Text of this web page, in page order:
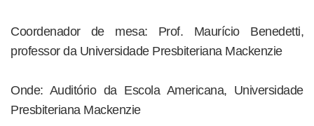
Coordenador de mesa: Prof. Maurício Benedetti,
professor da Universidade Presbiteriana Mackenzie
Onde: Auditório da Escola Americana, Universidade
Presbiteriana Mackenzie